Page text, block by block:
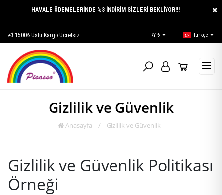
HAVALE ÖDEMELERİNDE %3 İNDİRİM SİZLERİ BEKLİYOR!!!
E-Katalog TRY ₺ Türkçe
Gizlilik ve Güvenlik
Anasayfa / Gizlilik ve Güvenlik
Gizlilik ve Güvenlik Politikası
Örneği